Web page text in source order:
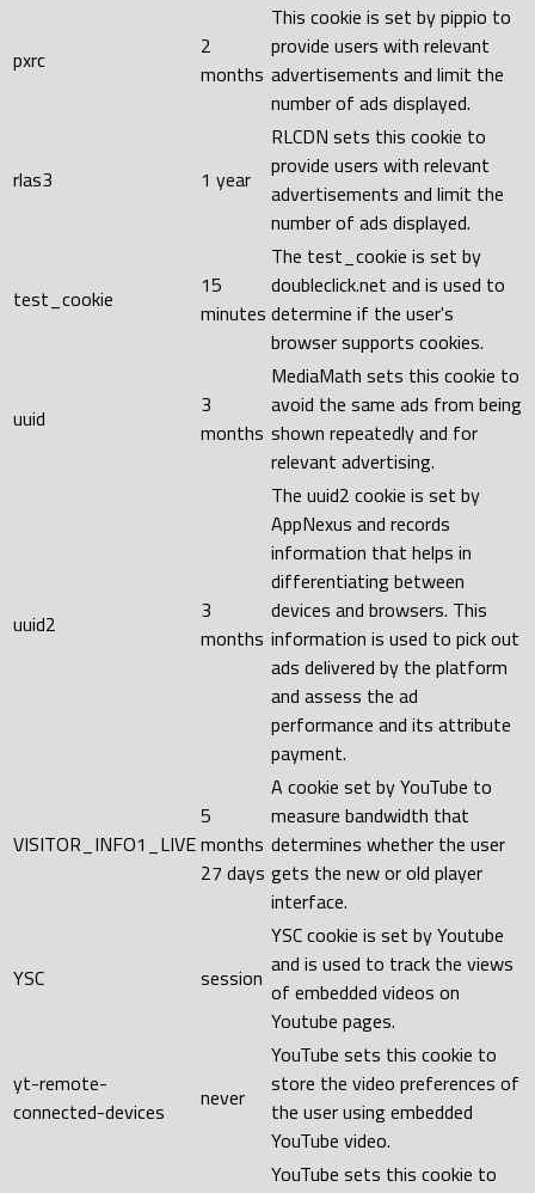
pxrc
2
months
This cookie is set by pippio to
provide users with relevant
advertisements and limit the
number of ads displayed.
rlas3 1 year
RLCDN sets this cookie to
provide users with relevant
advertisements and limit the
number of ads displayed.
test_cookie
15
minutes
The test_cookie is set by
doubleclick.net and is used to
determine if the user's
browser supports cookies.
uuid
3
months
MediaMath sets this cookie to
avoid the same ads from being
shown repeatedly and for
relevant advertising.
uuid2
3
months
The uuid2 cookie is set by
AppNexus and records
information that helps in
differentiating between
devices and browsers. This
information is used to pick out
ads delivered by the platform
and assess the ad
performance and its attribute
payment.
VISITOR_INFO1_LIVE
5
months
27 days
A cookie set by YouTube to
measure bandwidth that
determines whether the user
gets the new or old player
interface.
YSC session
YSC cookie is set by Youtube
and is used to track the views
of embedded videos on
Youtube pages.
yt-remote-
connected-devices
never
YouTube sets this cookie to
store the video preferences of
the user using embedded
YouTube video.
YouTube sets this cookie to